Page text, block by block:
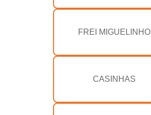
FREI MIGUELINHO
CASINHAS